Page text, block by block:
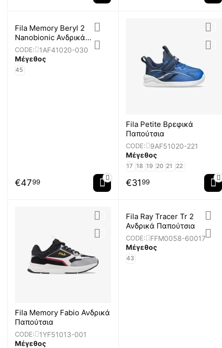
Fila Memory Beryl 2
Nanobionic Ανδρικά
Παπούτσια
CODE:
1AF41020-030
Μέγεθος
45
€4799
Fila Petite Βρεφικά
Παπούτσια
CODE:
9AF51020-221
Μέγεθος
17 18 19 20 21 22
€31 99
Fila Memory Fabio Ανδρικά
Παπούτσια
CODE:
1YF51013-001
Μέγεθος
Fila Ray Tracer Tr 2
Ανδρικά Παπούτσια
CODE:
FFM0058-60017
Μέγεθος
43